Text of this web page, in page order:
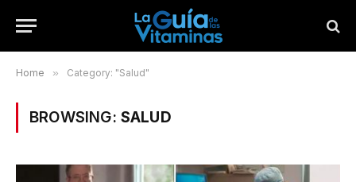
Home » Category: "Salud"
BROWSING: SALUD